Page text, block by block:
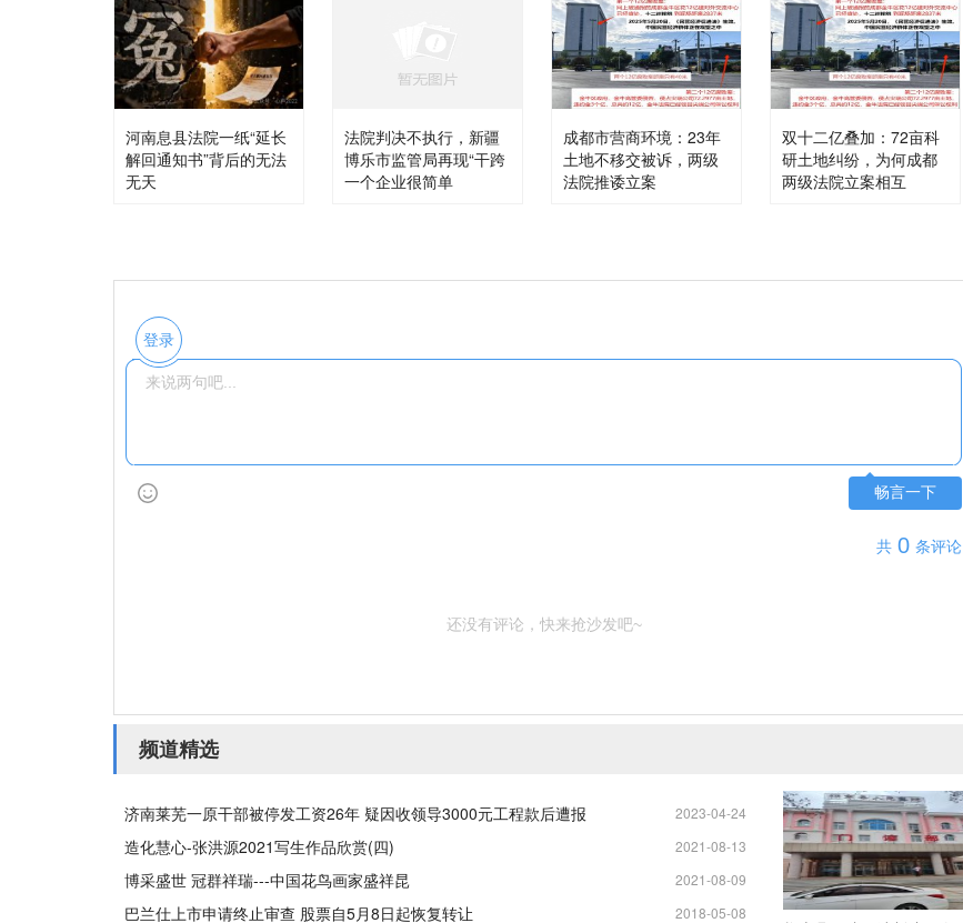
河南息县法院一纸“延长
解回通知书”背后的无法
无天
法院判决不执行，新疆
博乐市监管局再现“干跨
一个企业很简单
成都市营商环境：23年
土地不移交被诉，两级
法院推诿立案
双十二亿叠加：72亩科
研土地纠纷，为何成都
两级法院立案相互
登录
畅言一下
共 0 条评论
还没有评论，快来抢沙发吧~
频道精选
济南莱芜一原干部被停发工资26年 疑因收领导3000元工程款后遭报
2023-04-24
11:25:04
造化慧心-张洪源2021写生作品欣赏(四)
2021-08-13
13:34:37
博采盛世 冠群祥瑞---中国花鸟画家盛祥昆
2021-08-09
13:19:58
巴兰仕上市申请终止审查 股票自5月8日起恢复转让 2018-05-08